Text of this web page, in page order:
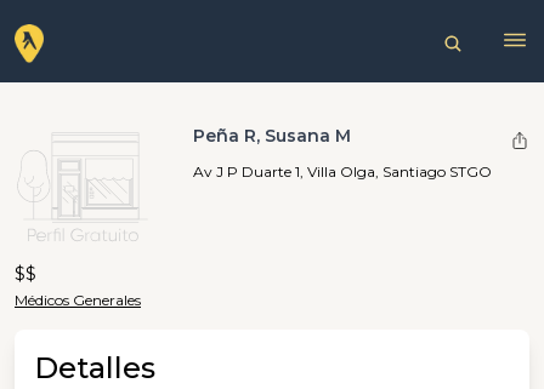
Peña R, Susana M
Av J P Duarte 1, Villa Olga, Santiago STGO
$$
Médicos Generales
Detalles